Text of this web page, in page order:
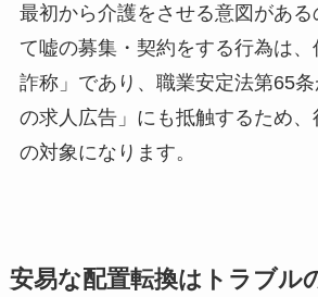
最初から介護をさせる意図がある
て嘘の募集・契約をする行為は、
詐称」であり、職業安定法第65
の求人広告」にも抵触するため、
の対象になります。
安易な配置転換はトラブル